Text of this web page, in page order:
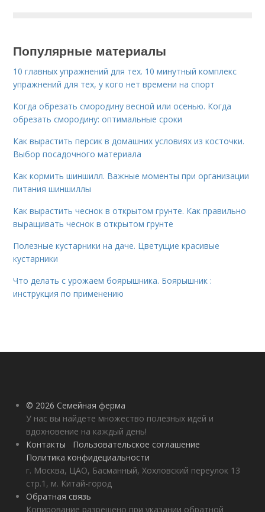
Популярные материалы
10 главных упражнений для тех. 10 минутный комплекс
упражнений для тех, у кого нет времени на спорт
Когда обрезать смородину весной или осенью. Когда
обрезать смородину: оптимальные сроки
Как вырастить персик в домашних условиях из косточки.
Выбор посадочного материала
Как кормить шиншилл. Важные моменты при организации
питания шиншиллы
Как вырастить чеснок в открытом грунте. Как правильно
выращивать чеснок в открытом грунте
Полезные кустарники на даче. Цветущие красивые
кустарники
Что делать с урожаем боярышника. Боярышник :
инструкция по применению
© 2026 Семейная ферма
У нас вы найдете множество полезных идей и
вдохновение на каждый день!
Контакты
Пользовательское соглашение
Политика конфидециальности
г. Москва, ЦАО, Басманный, Хохловский переулок 13
стр.1, м. Китай-город
Обратная связь
Копирование разрешено при указании обратной